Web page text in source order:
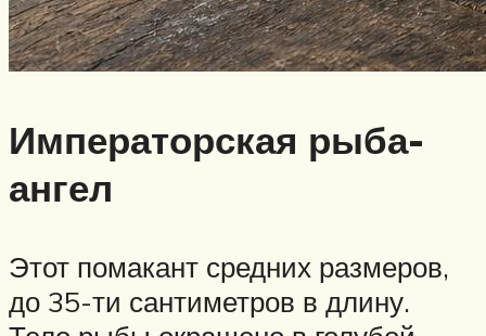
Императорская рыба-
ангел
Этот помакант средних размеров,
до 35-ти сантиметров в длину.